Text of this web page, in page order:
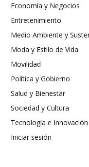
Economía y Negocios
Entretenimiento
Medio Ambiente y
Moda y Estilo de Vida
Movilidad
Política y Gobierno
Salud y Bienestar
Sociedad y Cultura
Tecnología e Innovación
Iniciar sesión